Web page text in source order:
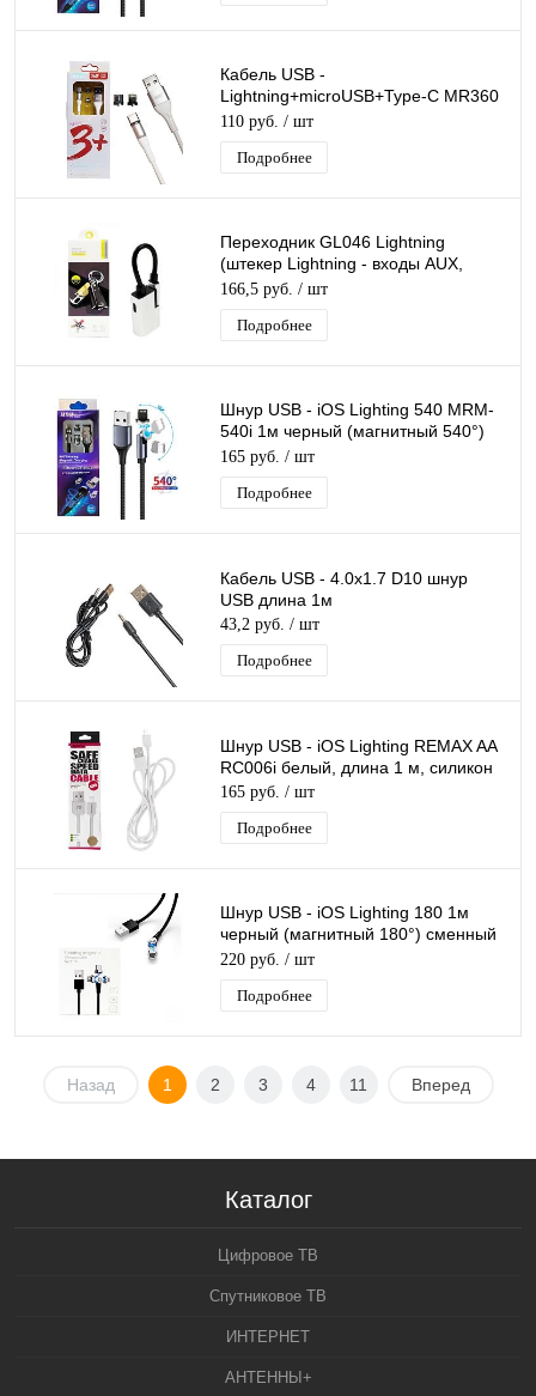
Кабель USB -
Lightning+microUSB+Type-C MR360
магнитный разъем съемный, шнур
для телефона, длина 1.2м
110 руб. / шт
Подробнее
Переходник GL046 Lightning
(штекер Lightning - входы AUX,
Lightning)
166,5 руб. / шт
Подробнее
Шнур USB - iOS Lighting 540 MRM-
540i 1м черный (магнитный 540°)
сменный разъем на магните,
кабель
165 руб. / шт
Подробнее
Кабель USB - 4.0x1.7 D10 шнур
USB длина 1м
43,2 руб. / шт
Подробнее
Шнур USB - iOS Lighting REMAX AA
RC006i белый, длина 1 м, силикон
165 руб. / шт
Подробнее
Шнур USB - iOS Lighting 180 1м
черный (магнитный 180°) сменный
разъем на магните, кабель
220 руб. / шт
Подробнее
Назад 1 2 3 4 11 Вперед
Каталог
Цифровое ТВ
Спутниковое ТВ
ИНТЕРНЕТ
АНТЕННЫ+